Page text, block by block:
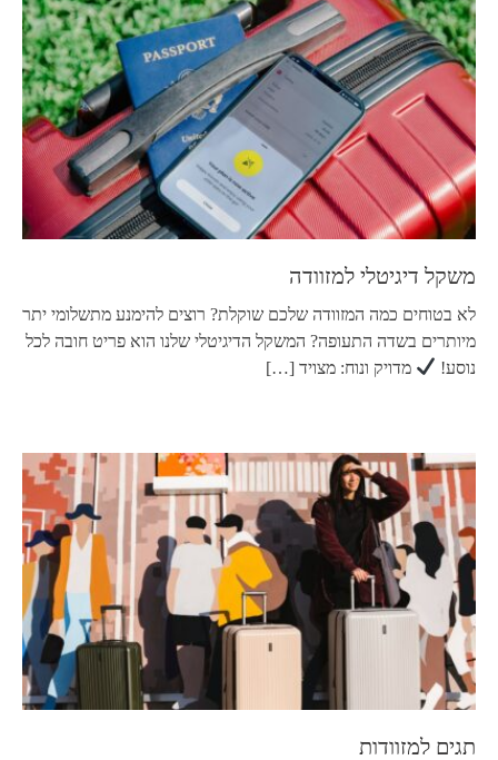
משקל דיגיטלי למזוודה
לא בטוחים כמה המזוודה שלכם שוקלת? רוצים להימנע מתשלומי יתר
מיותרים בשדה התעופה? המשקל הדיגיטלי שלנו הוא פריט חובה לכל
נוסע!
מדויק ונוח: מצויד […]
תגים למזוודות